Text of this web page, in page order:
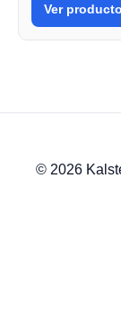
Ver producto
© 2026